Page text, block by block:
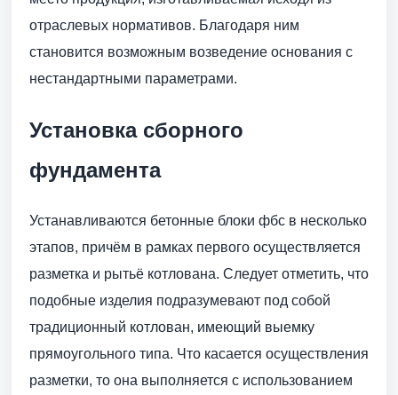
отраслевых нормативов. Благодаря ним
становится возможным возведение основания с
нестандартными параметрами.
Установка сборного
фундамента
Устанавливаются бетонные блоки фбс в несколько
этапов, причём в рамках первого осуществляется
разметка и рытьё котлована. Следует отметить, что
подобные изделия подразумевают под собой
традиционный котлован, имеющий выемку
прямоугольного типа. Что касается осуществления
разметки, то она выполняется с использованием